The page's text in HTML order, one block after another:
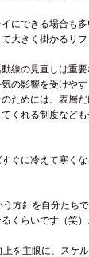
にできる場合
きく掛かるリ
線の見直しは
の影響を受け
ためには、表層
くれる制度なども
ぐに冷えて寒く
方針を自分たち
くらいです（笑）
を主眼に、ス